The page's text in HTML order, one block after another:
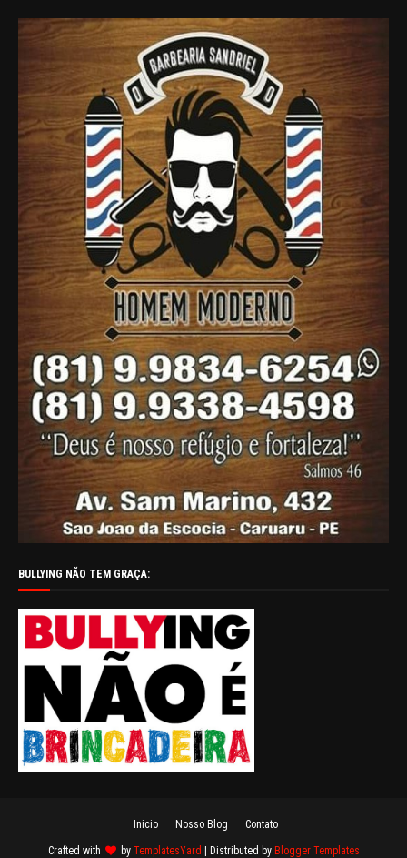
BULLYING NÃO TEM GRAÇA:
Inicio Nosso Blog Contato
Crafted with by TemplatesYard | Distributed by Blogger Templates